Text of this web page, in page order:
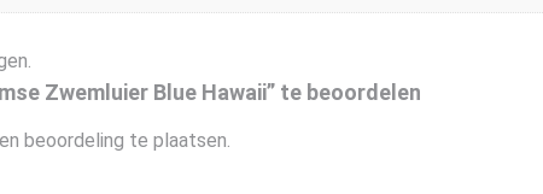
Zwemluier Blue Hawaii” te beoordelen
beoordeling te plaatsen.